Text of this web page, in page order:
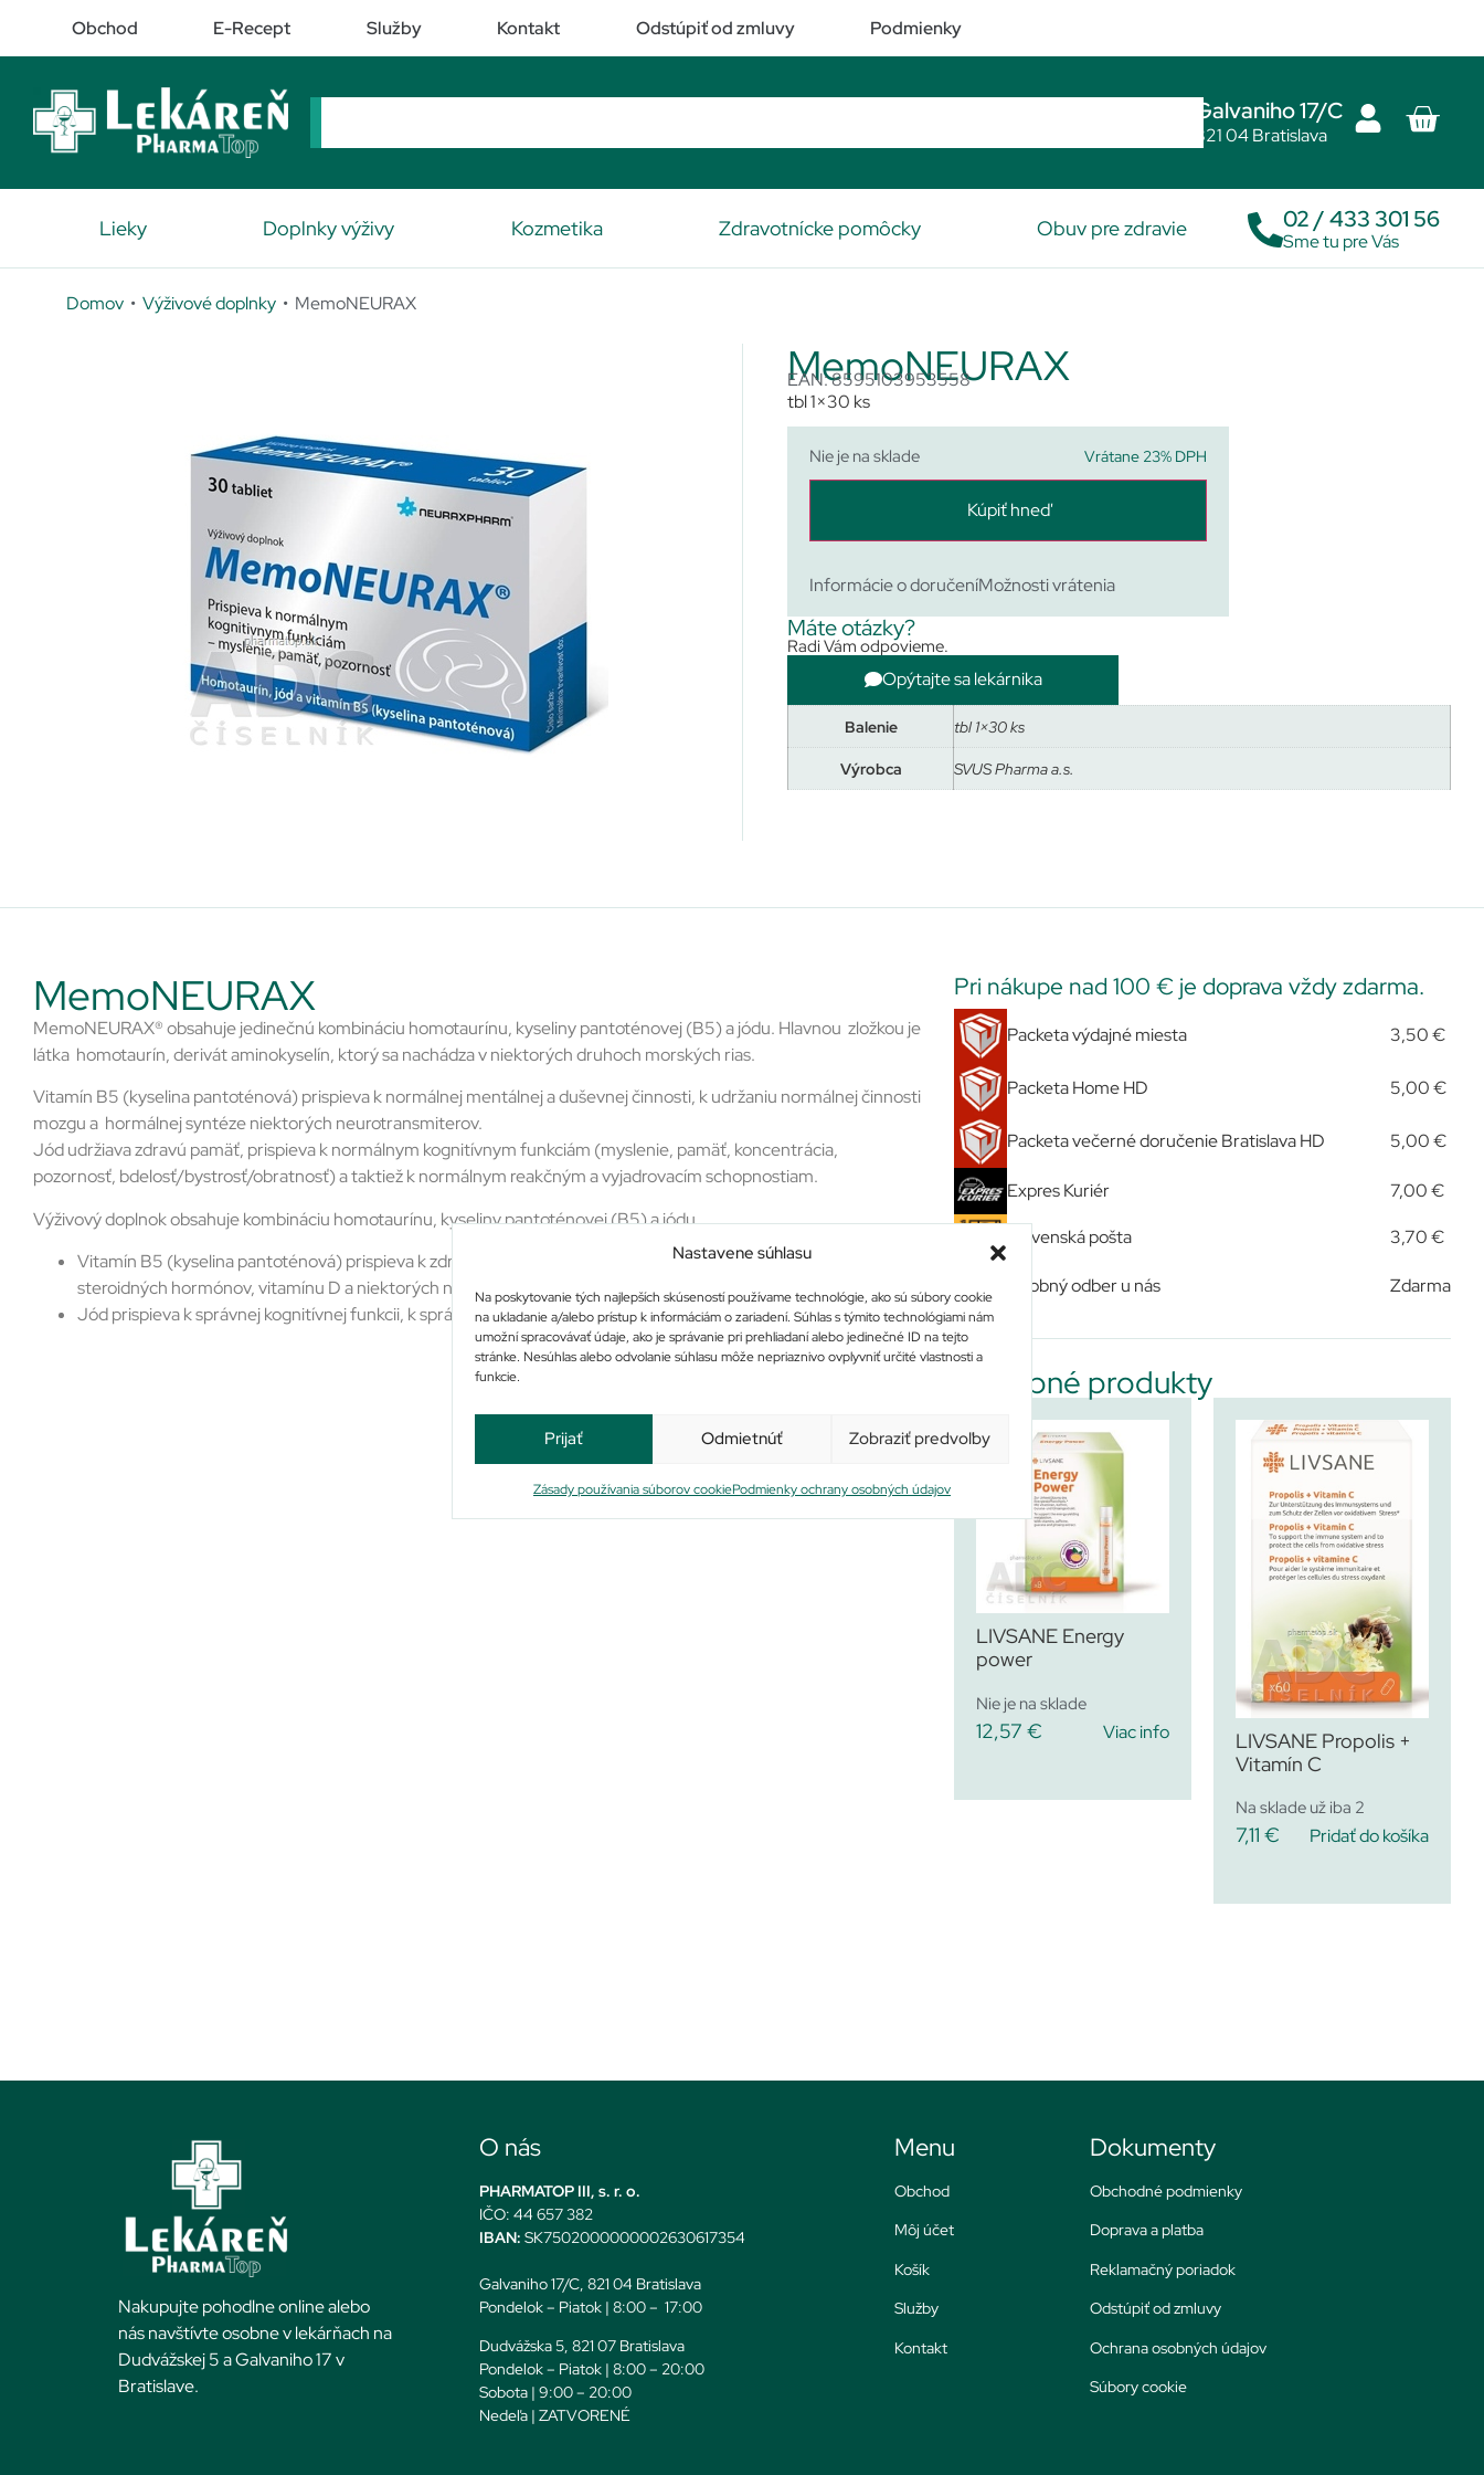
Nastavene súhlasu
Na poskytovanie tých najlepších skúseností používame technológie, ako sú súbory cookie
na ukladanie a/alebo prístup k informáciám o zariadení. Súhlas s týmito technológiami nám
umožní spracovávať údaje, ako je správanie pri prehliadaní alebo jedinečné ID na tejto
stránke. Nesúhlas alebo odvolanie súhlasu môže nepriaznivo ovplyvniť určité vlastnosti a
funkcie.
Prijať Odmietnúť Zobraziť predvoľby
Zásady používania súborov cookiePodmienky ochrany osobných údajov
Obchod E-Recept Služby Kontakt Odstúpiť od zmluvy Podmienky
Galvaniho 17/C
821 04 Bratislava
Lieky Doplnky výživy Kozmetika Zdravotnícke pomôcky Obuv pre zdravie 02 / 433 301 56
Sme tu pre Vás
Domov • Výživové doplnky • MemoNEURAX
MemoNEURAX
EAN: 8595103953558
tbl 1×30 ks
Nie je na sklade Vrátane 23% DPH
Kúpiť hneď
Informácie o doručeníMožnosti vrátenia
Máte otázky?
Radi Vám odpovieme.
Opýtajte sa lekárnika
Balenie
tbl 1×30 ks
Výrobca
SVUS Pharma a.s.
MemoNEURAX
MemoNEURAX® obsahuje jedinečnú kombináciu homotaurínu, kyseliny pantoténovej (B5) a jódu. Hlavnou zložkou je
látka homotaurín, derivát aminokyselín, ktorý sa nachádza v niektorých druhoch morských rias.
Vitamín B5 (kyselina pantoténová) prispieva k normálnej mentálnej a duševnej činnosti, k udržaniu normálnej činnosti
mozgu a hormálnej syntéze niektorých neurotransmiterov.
Jód udržiava zdravú pamäť, prispieva k normálnym kognitívnym funkciám (myslenie, pamäť, koncentrácia,
pozornosť, bdelosť/bystrosť/obratnosť) a taktiež k normálnym reakčným a vyjadrovacím schopnostiam.
Výživový doplnok obsahuje kombináciu homotaurínu, kyseliny pantoténovej (B5) a jódu.
Vitamín B5 (kyselina pantoténová) prispieva k zdravej duševnej výkonnosti, k správnej syntéze a látkovej premene
steroidných hormónov, vitamínu D a niektorých neurotransmiterov.
Jód prispieva k správnej kognitívnej funkcii, k správnemu fungovaniu nervového systému.
Pri nákupe nad 100 € je doprava vždy zdarma.
Packeta výdajné miesta 3,50 €
Packeta Home HD 5,00 €
Packeta večerné doručenie Bratislava HD 5,00 €
Expres Kuriér 7,00 €
Slovenská pošta 3,70 €
Osobný odber u nás Zdarma
Podobné produkty
LIVSANE Energy
power
Nie je na sklade
12,57 € Viac info
LIVSANE Propolis +
Vitamín C
Na sklade už iba 2
7,11 € Pridať do košíka
Nakupujte pohodlne online alebo
nás navštívte osobne v lekárňach na
Dudvážskej 5 a Galvaniho 17 v
Bratislave.
O nás
PHARMATOP III, s. r. o.
IČO: 44 657 382
IBAN: SK7502000000002630617354
Galvaniho 17/C, 821 04 Bratislava
Pondelok – Piatok | 8:00 – 17:00
Dudvážska 5, 821 07 Bratislava
Pondelok – Piatok | 8:00 – 20:00
Sobota | 9:00 – 20:00
Nedeľa | ZATVORENÉ
Menu
Obchod
Môj účet
Košík
Služby
Kontakt
Dokumenty
Obchodné podmienky
Doprava a platba
Reklamačný poriadok
Odstúpiť od zmluvy
Ochrana osobných údajov
Súbory cookie